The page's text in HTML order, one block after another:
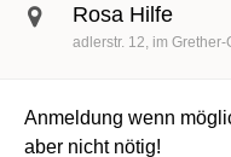
Rosa Hilfe
adlerstr. 12 im Grether-
Anmeldung wenn
aber nicht nötig!